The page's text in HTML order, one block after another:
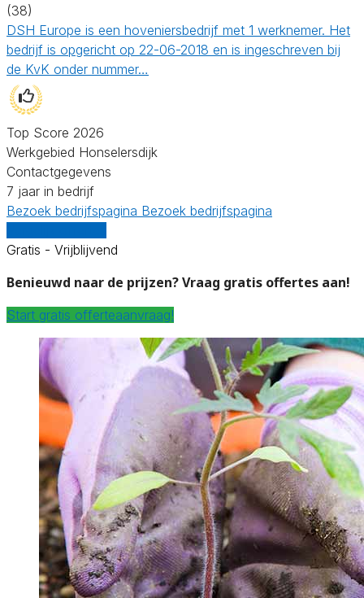
(38)
DSH Europe is een hoveniersbedrijf met 1 werknemer. Het
bedrijf is opgericht op 22-06-2018 en is ingeschreven bij
de KvK onder nummer…
Top Score 2026
Werkgebied Honselersdijk
Contactgegevens
7 jaar in bedrijf
Bezoek bedrijfspagina Bezoek bedrijfspagina
Gratis - Vrijblijvend
Benieuwd naar de prijzen? Vraag gratis offertes aan!
Start gratis offerteaanvraag!